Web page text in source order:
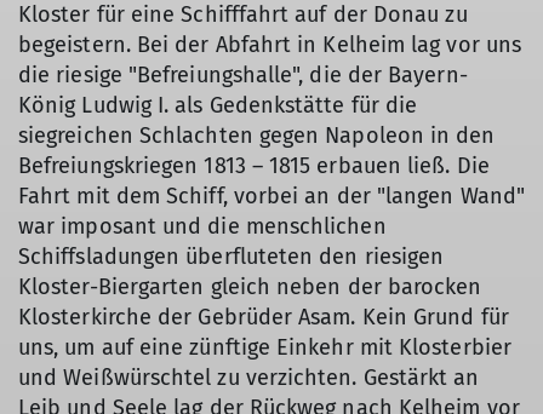
Kloster für eine Schifffahrt auf der Donau zu
begeistern. Bei der Abfahrt in Kelheim lag vor uns
die riesige "Befreiungshalle", die der Bayern-
König Ludwig I. als Gedenkstätte für die
siegreichen Schlachten gegen Napoleon in den
Befreiungskriegen 1813 – 1815 erbauen ließ. Die
Fahrt mit dem Schiff, vorbei an der "langen Wand"
war imposant und die menschlichen
Schiffsladungen überfluteten den riesigen
Kloster-Biergarten gleich neben der barocken
Klosterkirche der Gebrüder Asam. Kein Grund für
uns, um auf eine zünftige Einkehr mit Klosterbier
und Weißwürschtel zu verzichten. Gestärkt an
Leib und Seele lag der Rückweg nach Kelheim vor